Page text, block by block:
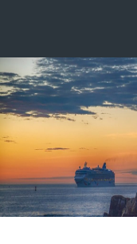
ツ
へ
ス
キ
ッ
プ